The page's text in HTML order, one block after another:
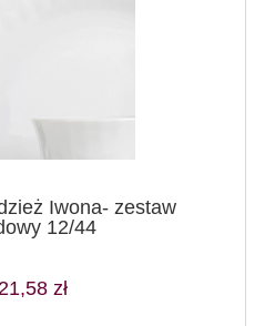
Iwona- zestaw
12/44
zł